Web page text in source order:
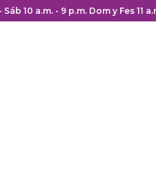
cierre del centro
10 a.m. - 9 p.m. Dom y Fes 11